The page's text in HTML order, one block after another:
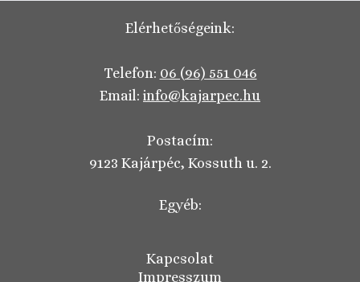
Elérhetőségeink:
Telefon: 06 (96) 551 046
Email: info@kajarpec.hu
Postacím:
9123 Kajárpéc, Kossuth u. 2.
Egyéb:
Kapcsolat
Impresszum